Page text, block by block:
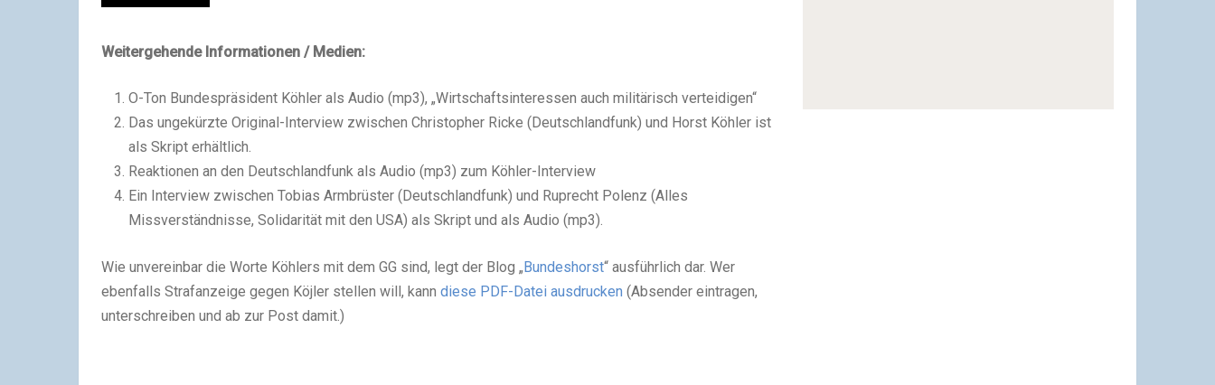
Weitergehende Informationen / Medien:
O-Ton Bundespräsident Köhler als Audio (mp3), „Wirtschaftsinteressen auch militärisch verteidigen“
Das ungekürzte Original-Interview zwischen Christopher Ricke (Deutschlandfunk) und Horst Köhler ist
als Skript erhältlich.
Reaktionen an den Deutschlandfunk als Audio (mp3) zum Köhler-Interview
Ein Interview zwischen Tobias Armbrüster (Deutschlandfunk) und Ruprecht Polenz (Alles
Missverständnisse, Solidarität mit den USA) als Skript und als Audio (mp3).
Wie unvereinbar die Worte Köhlers mit dem GG sind, legt der Blog „Bundeshorst“ ausführlich dar. Wer
ebenfalls Strafanzeige gegen Köjler stellen will, kann diese PDF-Datei ausdrucken (Absender eintragen,
unterschreiben und ab zur Post damit.)